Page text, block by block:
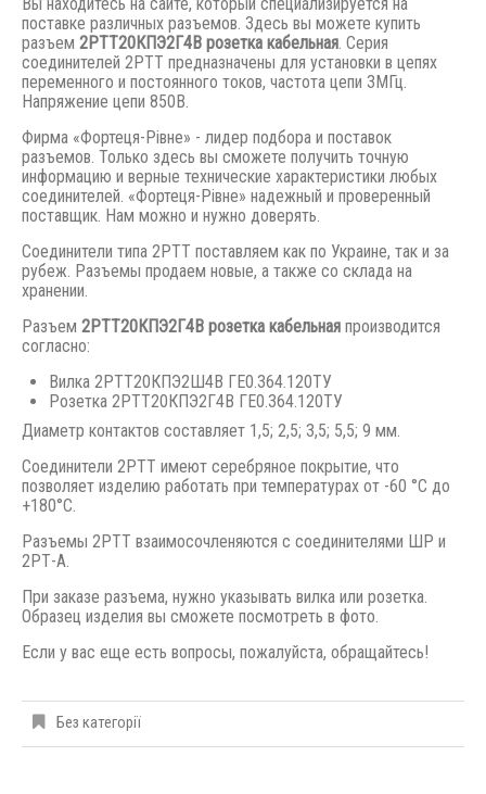
поставке различных разъемов. Здесь вы можете купить
разъем 2РТТ20КПЭ2Г4В розетка кабельная . Серия
соединителей 2РТТ предназначены для установки в цепях
переменного и постоянного токов, частота цепи 3МГц.
Напряжение цепи 850В.
Фирма «Фортеця-Рівне» - лидер подбора и поставок
разъемов. Только здесь вы сможете получить точную
информацию и верные технические характеристики любых
соединителей. «Фортеця-Рівне» надежный и проверенный
поставщик. Нам можно и нужно доверять.
Соединители типа 2РТТ поставляем как по Украине, так и за
рубеж. Разъемы продаем новые, а также со склада на
хранении.
Разъем 2РТТ20КПЭ2Г4В розетка кабельная производится
согласно:
Вилка 2РТТ20КПЭ2Ш4В ГЕ0.364.120ТУ
Розетка 2РТТ20КПЭ2Г4В ГЕ0.364.120ТУ
Диаметр контактов составляет 1,5; 2,5; 3,5; 5,5; 9 мм.
Соединители 2РТТ имеют серебряное покрытие, что
позволяет изделию работать при температурах от -60 °С до
+180°С.
Разъемы 2РТТ взаимосочленяются с соединителями ШР и
2РТ-А.
При заказе разъема, нужно указывать вилка или розетка.
Образец изделия вы сможете посмотреть в фото.
Если у вас еще есть вопросы, пожалуйста, обращайтесь!
Без категорії